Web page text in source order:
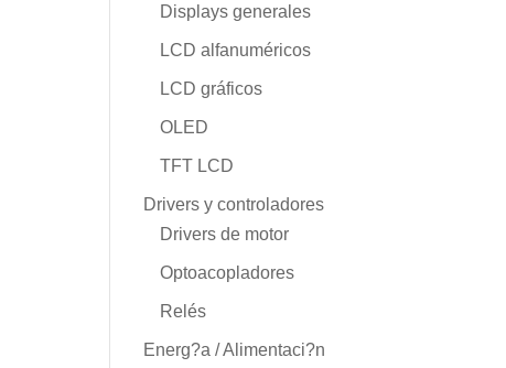
Displays generales
LCD alfanuméricos
LCD gráficos
OLED
TFT LCD
Drivers y controladores
Drivers de motor
Optoacopladores
Relés
Energ?a / Alimentaci?n